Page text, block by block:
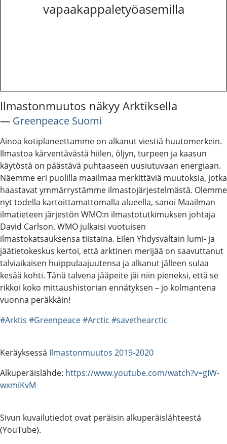
vapaakappaletyöasemilla
Ilmastonmuutos näkyy Arktiksella
― Greenpeace Suomi
Ainoa kotiplaneettamme on alkanut viestiä huutomerkein.
Ilmastoa kärventävästä hiilen, öljyn, turpeen ja kaasun
käytöstä on päästävä puhtaaseen uusiutuvaan energiaan.
Näemme eri puolilla maailmaa merkittäviä muutoksia, jotka
haastavat ymmärrystämme ilmastojärjestelmästä. Olemme
nyt todella kartoittamattomalla alueella, sanoi Maailman
ilmatieteen järjestön WMO:n ilmastotutkimuksen johtaja
David Carlson. WMO julkaisi vuotuisen
ilmastokatsauksensa tiistaina. Eilen Yhdysvaltain lumi- ja
jäätietokeskus kertoi, että arktinen merijää on saavuttanut
talviaikaisen huippulaajuutensa ja alkanut jälleen sulaa
kesää kohti. Tänä talvena jääpeite jäi niin pieneksi, että se
rikkoi koko mittaushistorian ennätyksen – jo kolmantena
vuonna peräkkäin!
#Arktis #Greenpeace#Arctic #savethearctic
Keräyksessä Ilmastonmuutos 2019-2020
Alkuperäislähde: https://www.youtube.com/watch?v=gIW-
wxmiKvM
Sivun kuvailutiedot ovat peräisin alkuperäislähteestä
(YouTube).